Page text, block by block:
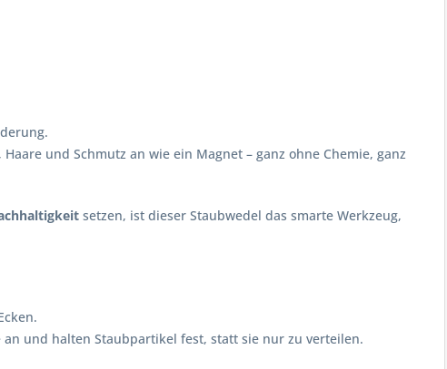
und Schmutz an wie ein Magnet – ganz ohne Chemie, ganz
setzen, ist dieser Staubwedel das smarte Werkzeug,
und halten Staubpartikel fest, statt sie nur zu verteilen.